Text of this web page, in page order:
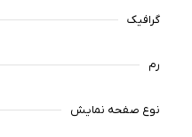
گرافیک
رم
نوع صفحه نمایش